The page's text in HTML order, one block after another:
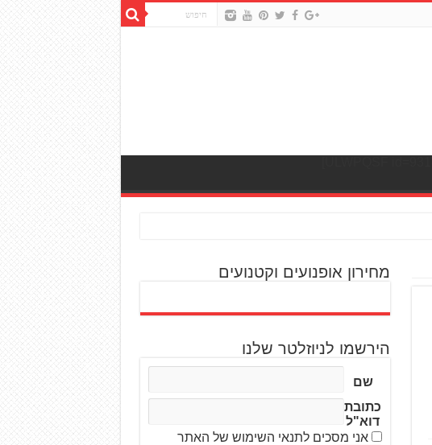
מחירון אופנועים וקטנועים
הירשמו לניוזלטר שלנו
שם
כתובת
דוא"ל
אני מסכים לתנאי השימוש של האתר